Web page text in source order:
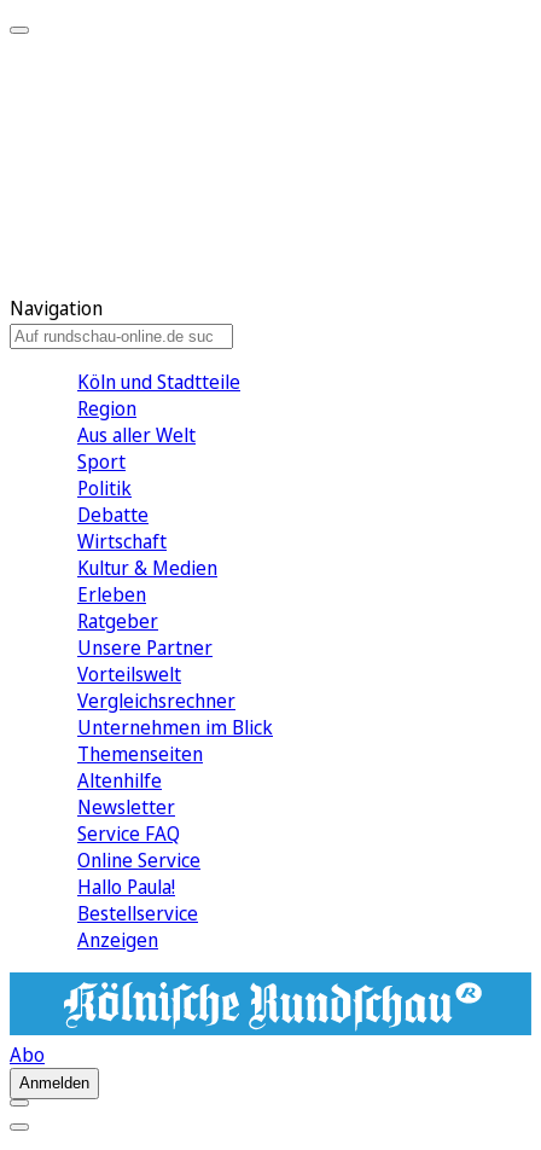
Navigation
Köln und Stadtteile
Region
Aus aller Welt
Sport
Politik
Debatte
Wirtschaft
Kultur & Medien
Erleben
Ratgeber
Unsere Partner
Vorteilswelt
Vergleichsrechner
Unternehmen im Blick
Themenseiten
Altenhilfe
Newsletter
Service FAQ
Online Service
Hallo Paula!
Bestellservice
Anzeigen
Abo
Anmelden